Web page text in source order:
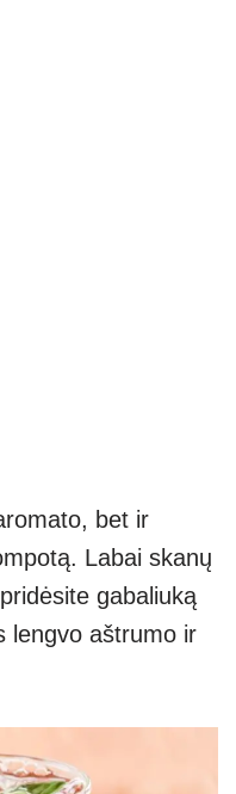
bet ir
Labai skanų
gabaliuką
lengvo aštrumo ir